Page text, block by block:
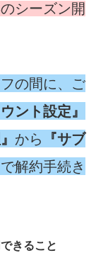
シーズン開
の間に、ご
ント設定』
から
『サブ
で解約手続き
きること